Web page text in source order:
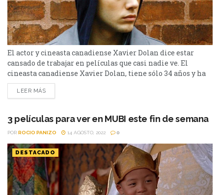
El actor y cineasta canadiense Xavier Dolan dice estar
cansado de trabajar en películas que casi nadie ve. El
cineasta canadiense Xavier Dolan, tiene sólo 34 años y ha
cosechado éxito con películas como Los Amores
Imaginarios, Laurence Anyways, Mommy y Tom en la
prestigioso Festival de Cannes, donde ha obtenido
importantes premios que potenciaron su...
LEER MÁS
3 películas para ver en MUBI este fin de semana
POR ROCIO PANIZO 14 AGOSTO, 2022 0
DESTACADO